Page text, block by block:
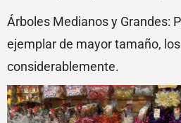
Árboles Medianos y Grandes:
ejemplar de mayor tamaño,
considerablemente.